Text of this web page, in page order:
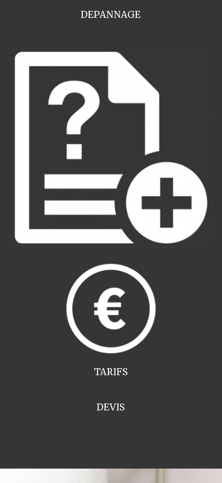
DEPANNAGE
TARIFS
DEVIS